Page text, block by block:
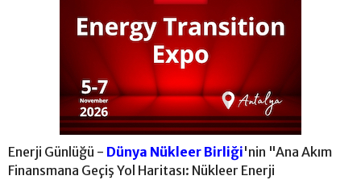
Enerji Günlüğü - Dünya Nükleer Birliği'nin "Ana Akım
Finansmana Geçiş Yol Haritası: Nükleer Enerji